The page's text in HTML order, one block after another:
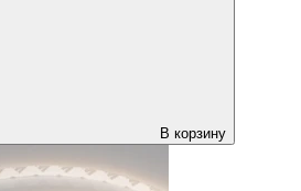
В корзину